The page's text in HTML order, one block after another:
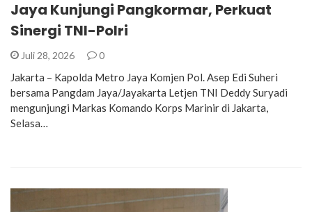
Jaya Kunjungi Pangkormar, Perkuat
Sinergi TNI-Polri
Juli 28, 2026 0
Jakarta – Kapolda Metro Jaya Komjen Pol. Asep Edi Suheri
bersama Pangdam Jaya/Jayakarta Letjen TNI Deddy Suryadi
mengunjungi Markas Komando Korps Marinir di Jakarta,
Selasa…